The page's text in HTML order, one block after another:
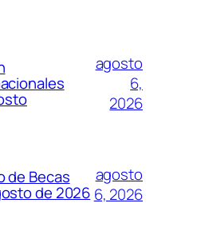
agosto
6,
2026
de Becas
de 2026
agosto
6, 2026